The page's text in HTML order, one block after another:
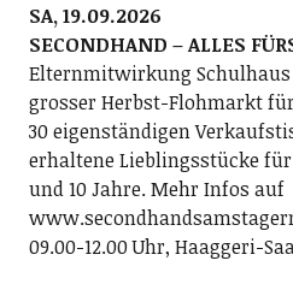
SA, 19.09.2026
SECONDHAND – ALLES
Elternmitwirkung Schulhaus
grosser Herbst-Flohmarkt
30 eigenständigen
erhaltene Lieblingsstücke
und 10 Jahre. Mehr Infos auf
09.00-12.00 Uhr, Haaggeri-